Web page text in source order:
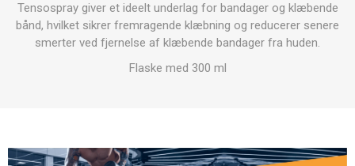
Tensospray giver et ideelt underlag for bandager og klæbende
bånd, hvilket sikrer fremragende klæbning og reducerer senere
smerter ved fjernelse af klæbende bandager fra huden.
Flaske med 300 ml